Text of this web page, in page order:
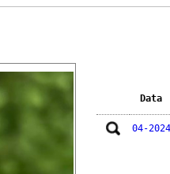
Data
04-2024